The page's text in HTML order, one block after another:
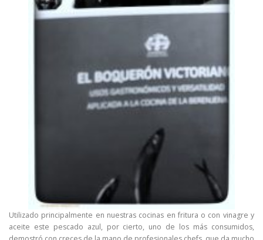
Utilizado principalmente en nuestras cocinas en fritura o con vinagre y
aceite este pescado azul, por cierto, uno de los más consumidos,